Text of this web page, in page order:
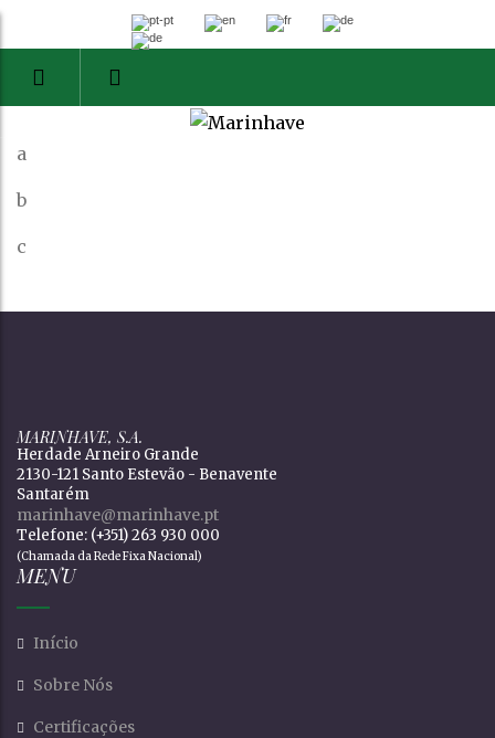
a
b
c
MARINHAVE, S.A.
Herdade Arneiro Grande
2130-121 Santo Estevão - Benavente
Santarém
marinhave@marinhave.pt
Telefone: (+351) 263 930 000
(Chamada da Rede Fixa Nacional)
MENU
Início
Sobre Nós
Certificações